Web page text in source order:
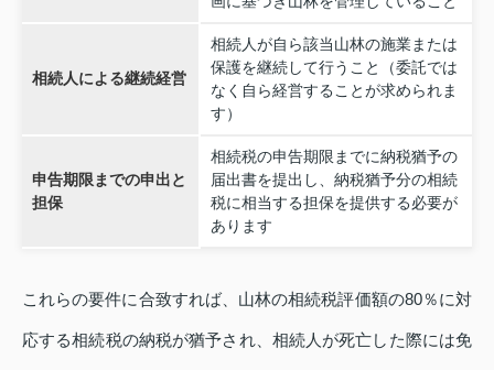
相続人による継続経営
相続人が自ら該当山林の施業または
保護を継続して行うこと（委託では
なく自ら経営することが求められま
す）
申告期限までの申出と
担保
相続税の申告期限までに納税猶予の
届出書を提出し、納税猶予分の相続
税に相当する担保を提供する必要が
あります
これらの要件に合致すれば、山林の相続税評価額の80％に対
応する相続税の納税が猶予され、相続人が死亡した際には免